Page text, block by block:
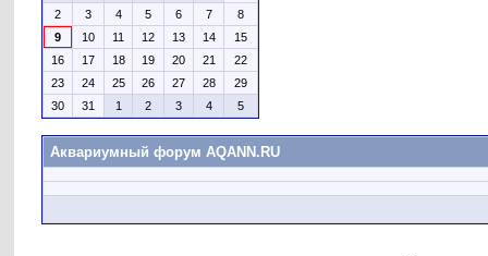
2
3 4 5 6 7
8
9
10 11 12 13 14
15
16
17 18 19 20 21
22
23
24 25 26 27 28
29
30
31 1 2 3 4 5
Аквариумный форум AQANN.RU